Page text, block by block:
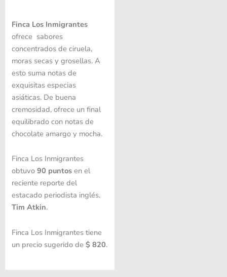
Finca Los Inmigrantes
ofrece sabores
concentrados de ciruela,
moras secas y grosellas. A
esto suma notas de
exquisitas especias
asiáticas. De buena
cremosidad, ofrece un final
equilibrado con notas de
chocolate amargo y mocha.
Finca Los Inmigrantes
obtuvo 90 puntosen el
reciente reporte del
estacado periodista inglés.
Tim Atkin.
Finca Los Inmigrantes tiene
un precio sugerido de $ 820.